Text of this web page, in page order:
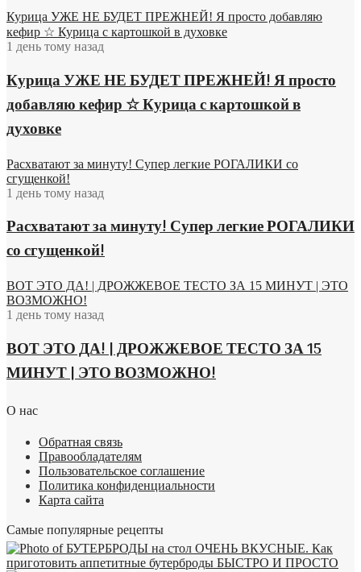
Курица УЖЕ НЕ БУДЕТ ПРЕЖНЕЙ! Я просто добавляю
кефир ☆ Курица с картошкой в духовке
1 день тому назад
Курица УЖЕ НЕ БУДЕТ ПРЕЖНЕЙ! Я просто
добавляю кефир ☆ Курица с картошкой в
духовке
Расхватают за минуту! Супер легкие РОГАЛИКИ со
сгущенкой!
1 день тому назад
Расхватают за минуту! Супер легкие РОГАЛИКИ
со сгущенкой!
ВОТ ЭТО ДА! | ДРОЖЖЕВОЕ ТЕСТО ЗА 15 МИНУТ | ЭТО
ВОЗМОЖНО!
1 день тому назад
ВОТ ЭТО ДА! | ДРОЖЖЕВОЕ ТЕСТО ЗА 15
МИНУТ | ЭТО ВОЗМОЖНО!
О нас
Обратная связь
Правообладателям
Пользовательское соглашение
Политика конфиденциальности
Карта сайта
Самые популярные рецепты